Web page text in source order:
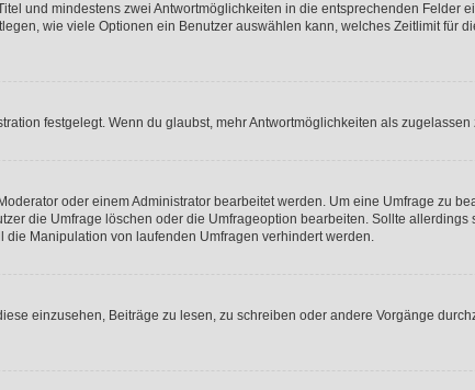
und mindestens zwei Antwortmöglichkeiten in die entsprechenden Felder
wie viele Optionen ein Benutzer auswählen kann, welches Zeitlimit für
festgelegt. Wenn du glaubst, mehr Antwortmöglichkeiten als
oder einem Administrator bearbeitet werden. Um eine Umfrage zu
die Umfrage löschen oder die Umfrageoption bearbeiten. Sollte
Manipulation von laufenden Umfragen verhindert werden.
einzusehen, Beiträge zu lesen, zu schreiben oder andere Vorgänge